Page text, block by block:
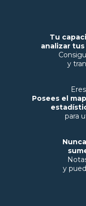
Tu
analizar
y
Posees el
para
y